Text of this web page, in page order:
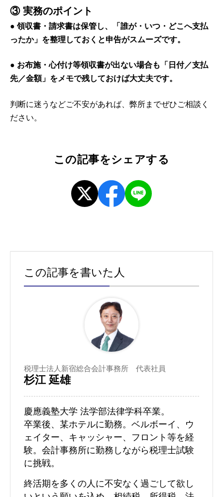
③ 実務のポイント
● 領収書・請求書は保管し、「誰が・いつ・どこへ支払
ったか」を整理しておくと申告がスムーズです。
● お布施・心付け等領収書が出ない場合も「日付／支払
先／金額」をメモで残しておけば大丈夫です。
判断に迷うなどご不安があれば、弊所までぜひご相談く
ださい。
この記事をシェアする
この記事を書いた人
税理士法人新宿総合会計事務所 代表社員
杉江 延雄
慶應義塾大学 法学部法律学科卒業。
卒業後、某ホテルに勤務。ベルボーイ、ウ
ェイター、キャッシャー、フロント等を経
験。会計事務所に勤務しながら税理士試験
に挑戦。
終活期を多くの人に不安なく過ごして欲し